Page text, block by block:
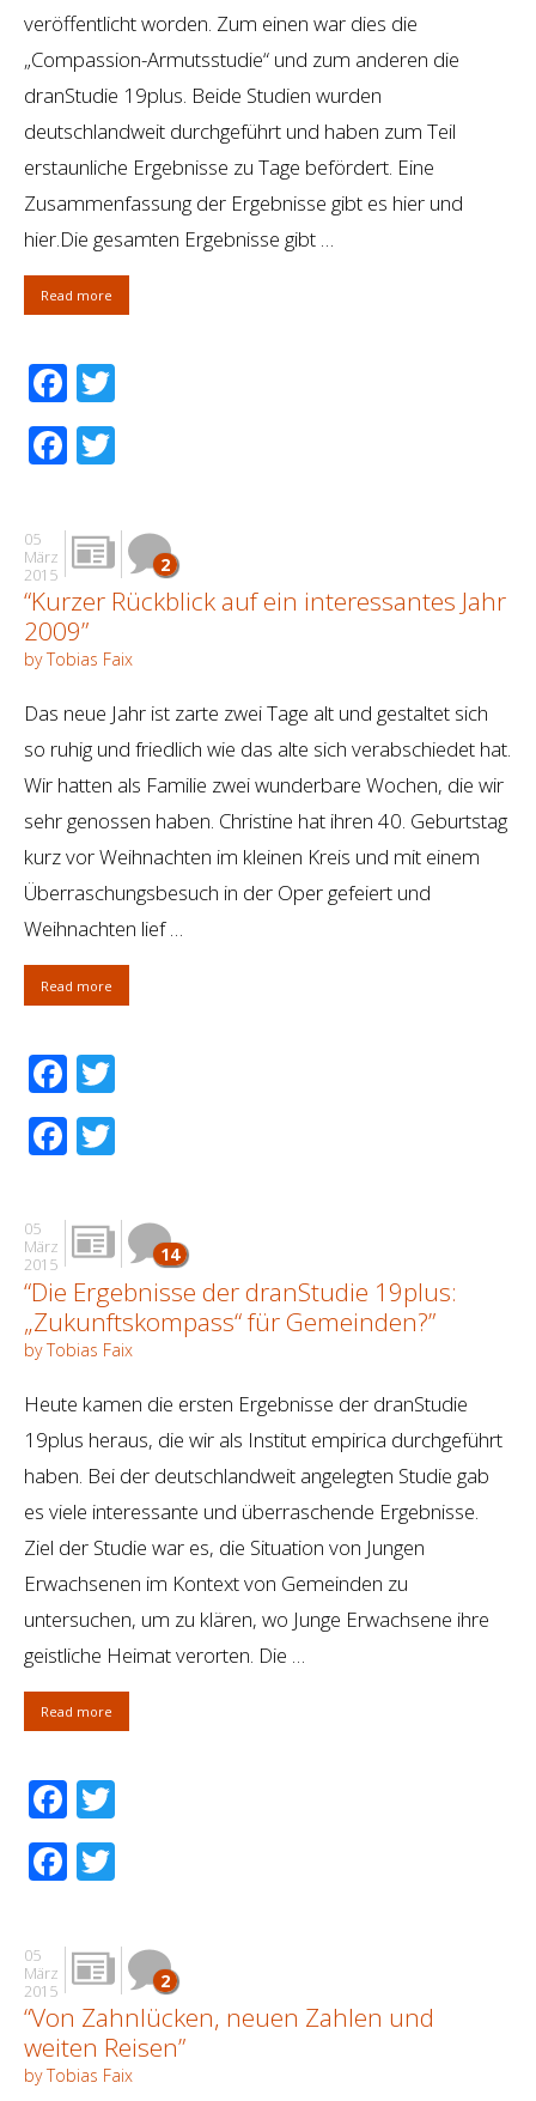
veröffentlicht worden. Zum einen war dies die
„Compassion-Armutsstudie“ und zum anderen die
dranStudie 19plus. Beide Studien wurden
deutschlandweit durchgeführt und haben zum Teil
erstaunliche Ergebnisse zu Tage befördert. Eine
Zusammenfassung der Ergebnisse gibt es hier und
hier.Die gesamten Ergebnisse gibt …
Read more
Facebook
Facebook
05
März
2015
2
“Kurzer Rückblick auf ein interessantes Jahr
2009”
by Tobias Faix
Das neue Jahr ist zarte zwei Tage alt und gestaltet sich
so ruhig und friedlich wie das alte sich verabschiedet hat.
Wir hatten als Familie zwei wunderbare Wochen, die wir
sehr genossen haben. Christine hat ihren 40. Geburtstag
kurz vor Weihnachten im kleinen Kreis und mit einem
Überraschungsbesuch in der Oper gefeiert und
Weihnachten lief …
Read more
Facebook
Facebook
05
März
2015
14
“Die Ergebnisse der dranStudie 19plus:
„Zukunftskompass“ für Gemeinden?”
by Tobias Faix
Heute kamen die ersten Ergebnisse der dranStudie
19plus heraus, die wir als Institut empirica durchgeführt
haben. Bei der deutschlandweit angelegten Studie gab
es viele interessante und überraschende Ergebnisse.
Ziel der Studie war es, die Situation von Jungen
Erwachsenen im Kontext von Gemeinden zu
untersuchen, um zu klären, wo Junge Erwachsene ihre
geistliche Heimat verorten. Die …
Read more
Facebook
Facebook
05
März
2015
2
“Von Zahnlücken, neuen Zahlen und
weiten Reisen”
by Tobias Faix